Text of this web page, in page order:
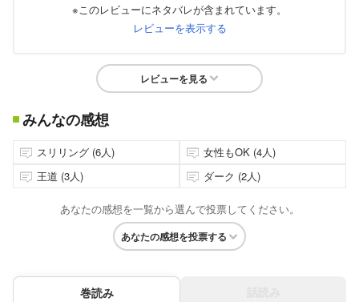
※このレビューにネタバレが含まれています。
レビューを表示する
レビューを見る
みんなの感想
スリリング (6人)
女性もOK (4人)
王道 (3人)
ダーク (2人)
あなたの感想を一覧から選んで投票してください。
あなたの感想を投票する
巻読み